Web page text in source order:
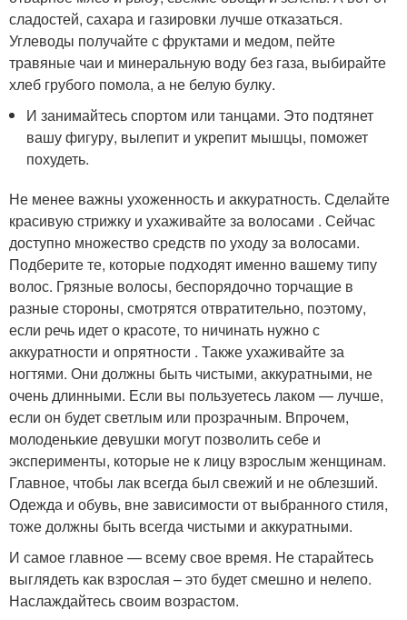
сладостей, сахара и газировки лучше отказаться.
Углеводы получайте с фруктами и медом, пейте
травяные чаи и минеральную воду без газа, выбирайте
хлеб грубого помола, а не белую булку.
И занимайтесь спортом или танцами. Это подтянет
вашу фигуру, вылепит и укрепит мышцы, поможет
похудеть.
Не менее важны ухоженность и аккуратность. Сделайте
красивую стрижку и ухаживайте за волосами . Сейчас
доступно множество средств по уходу за волосами.
Подберите те, которые подходят именно вашему типу
волос. Грязные волосы, беспорядочно торчащие в
разные стороны, смотрятся отвратительно, поэтому,
если речь идет о красоте, то ничинать нужно с
аккуратности и опрятности . Также ухаживайте за
ногтями. Они должны быть чистыми, аккуратными, не
очень длинными. Если вы пользуетесь лаком — лучше,
если он будет светлым или прозрачным. Впрочем,
молоденькие девушки могут позволить себе и
эксперименты, которые не к лицу взрослым женщинам.
Главное, чтобы лак всегда был свежий и не облезший.
Одежда и обувь, вне зависимости от выбранного стиля,
тоже должны быть всегда чистыми и аккуратными.
И самое главное — всему свое время. Не старайтесь
выглядеть как взрослая – это будет смешно и нелепо.
Наслаждайтесь своим возрастом.